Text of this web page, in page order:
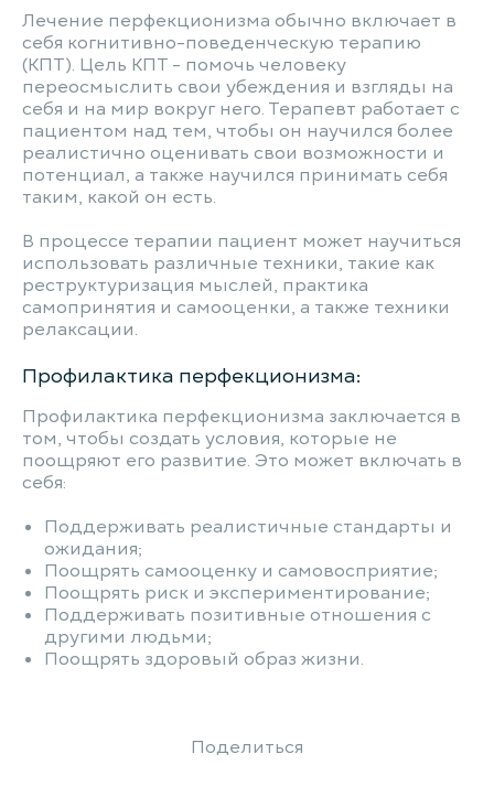
Лечение перфекционизма обычно включает в
себя когнитивно-поведенческую терапию
(КПТ). Цель КПТ - помочь человеку
переосмыслить свои убеждения и взгляды на
себя и на мир вокруг него. Терапевт работает с
пациентом над тем, чтобы он научился более
реалистично оценивать свои возможности и
потенциал, а также научился принимать себя
таким, какой он есть.
В процессе терапии пациент может научиться
использовать различные техники, такие как
реструктуризация мыслей, практика
самопринятия и самооценки, а также техники
релаксации.
Профилактика перфекционизма:
Профилактика перфекционизма заключается в
том, чтобы создать условия, которые не
поощряют его развитие. Это может включать в
себя:
Поддерживать реалистичные стандарты и
ожидания;
Поощрять самооценку и самовосприятие;
Поощрять риск и экспериментирование;
Поддерживать позитивные отношения с
другими людьми;
Поощрять здоровый образ жизни.
Поделиться